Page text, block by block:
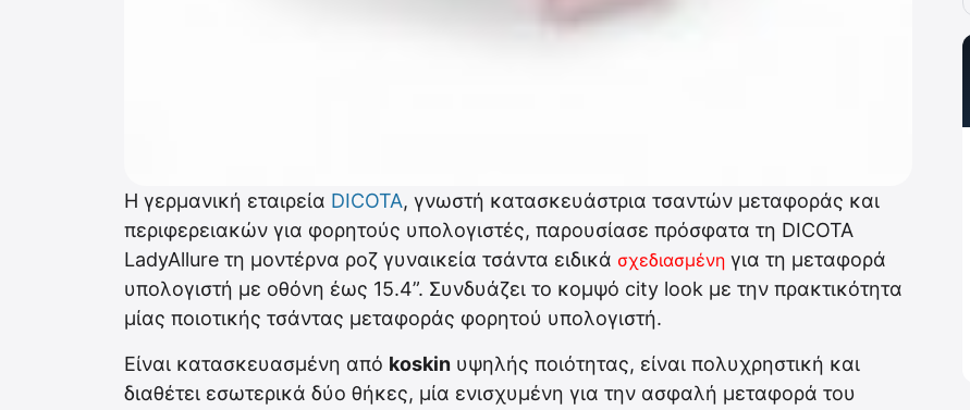
Η γερμανική εταιρεία DICOTA, γνωστή κατασκευάστρια τσαντών μεταφοράς και
περιφερειακών για φορητούς υπολογιστές, παρουσίασε πρόσφατα τη DICOTA
LadyAllure τη μοντέρνα ροζ γυναικεία τσάντα ειδικά σχεδιασμένη για τη μεταφορά
υπολογιστή με οθόνη έως 15.4”. Συνδυάζει το κομψό city look με την πρακτικότητα
μίας ποιοτικής τσάντας μεταφοράς φορητού υπολογιστή.
Είναι κατασκευασμένη από koskin υψηλής ποιότητας, είναι πολυχρηστική και
διαθέτει εσωτερικά δύο θήκες, μία ενισχυμένη για την ασφαλή μεταφορά του